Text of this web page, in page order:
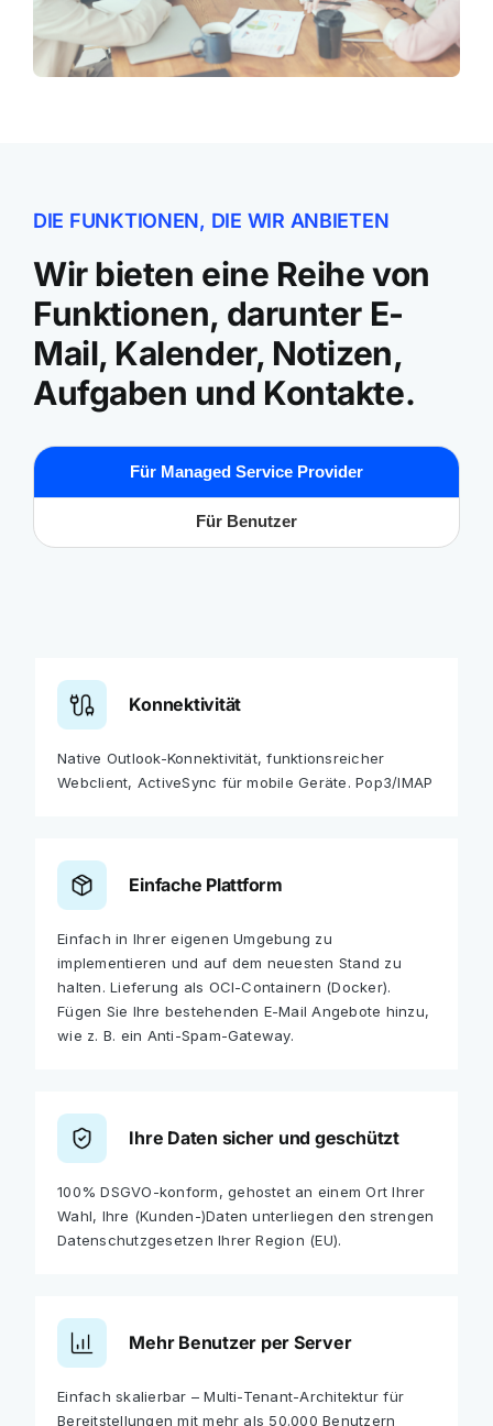
DIE FUNKTIONEN, DIE WIR ANBIETEN
Wir bieten eine Reihe von
Funktionen, darunter E-
Mail, Kalender, Notizen,
Aufgaben und Kontakte.
Für Managed Service Provider
Für Benutzer
Konnektivität
Native Outlook-Konnektivität, funktionsreicher
Webclient, ActiveSync für mobile Geräte. Pop3/IMAP
Einfache Plattform
Einfach in Ihrer eigenen Umgebung zu
implementieren und auf dem neuesten Stand zu
halten. Lieferung als OCI-Containern (Docker).
Fügen Sie Ihre bestehenden E-Mail Angebote hinzu,
wie z. B. ein Anti-Spam-Gateway.
Ihre Daten sicher und geschützt
100% DSGVO-konform, gehostet an einem Ort Ihrer
Wahl, Ihre (Kunden-)Daten unterliegen den strengen
Datenschutzgesetzen Ihrer Region (EU).
Mehr Benutzer per Server
Einfach skalierbar – Multi-Tenant-Architektur für
Bereitstellungen mit mehr als 50.000 Benutzern